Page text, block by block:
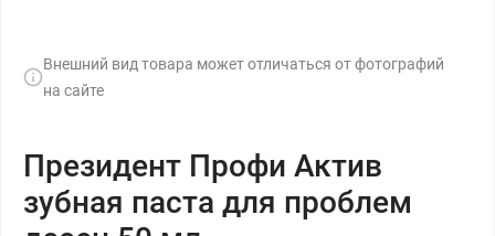
Внешний вид товара может отличаться от фотографий
на сайте
Президент Профи Актив
зубная паста для проблем